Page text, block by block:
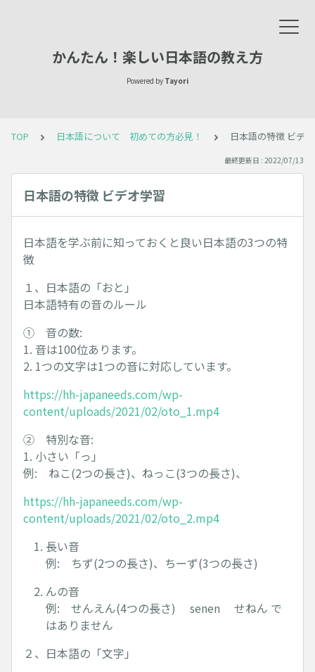
かんたん！楽しい日本語の教え方
Powered by Tayori
TOP 日本語について 初めての方必見！ 日本語の特徴 ビデ
最終更新日 : 2022/07/13
日本語の特徴 ビデオ学習
日本語を学ぶ前に知っておくと良い日本語の3つの特
徴
１、日本語の「おと」
日本語特有の音のルール
① 音の数:
1. 音は100位あります。
2. 1つの文字は1つの音に対応しています。
https://hh-japaneeds.com/wp-
content/uploads/2021/02/oto_1.mp4
② 特別な音:
1. 小さい「っ」
例: ねこ(2つの長さ)、ねっこ(3つの長さ)、
https://hh-japaneeds.com/wp-
content/uploads/2021/02/oto_2.mp4
長い音
例: ちず(2つの長さ)、ちーず(3つの長さ)
んの音
例: せんえん(4つの長さ) senen せねん で
はありません
２、日本語の「文字」